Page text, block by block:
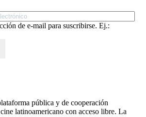
de e-mail para suscribirse. Ej.:
pública y de cooperación
latinoamericano con acceso libre. La